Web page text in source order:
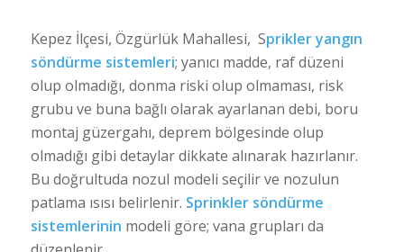
Kepez İlçesi, Özgürlük Mahallesi, Sprikler yangın
söndürme sistemleri; yanıcı madde, raf düzeni
olup olmadığı, donma riski olup olmaması, risk
grubu ve buna bağlı olarak ayarlanan debi, boru
montaj güzergahı, deprem bölgesinde olup
olmadığı gibi detaylar dikkate alınarak hazırlanır.
Bu doğrultuda nozul modeli seçilir ve nozulun
patlama ısısı belirlenir. Sprinkler söndürme
sistemlerinin modeli göre; vana grupları da